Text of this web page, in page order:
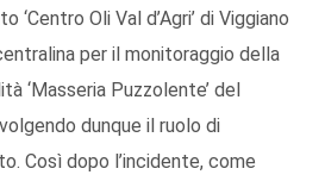
‘Centro Oli Val d’Agri’ di Viggiano
per il monitoraggio della
‘Masseria Puzzolente’ del
dunque il ruolo di
Così dopo l’incidente, come